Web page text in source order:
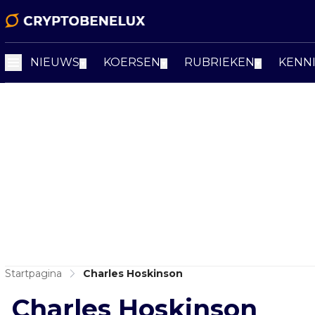
NIEUWS KOERSEN RUBRIEKEN
Startpagina Charles Hoskinson
Charles Hoskinson